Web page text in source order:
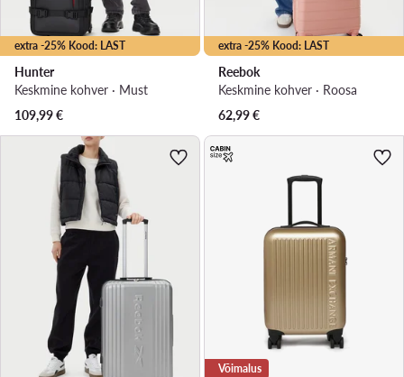
extra -25% Kood: LAST
Hunter
Keskmine kohver · Must
109,99€
extra -25% Kood: LAST
Reebok
Keskmine kohver · Roosa
62,99€
Võimalus